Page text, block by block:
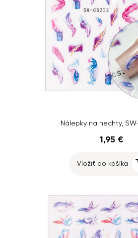
Nálepky na nechty,
1,95 €
Vložiť do košíka